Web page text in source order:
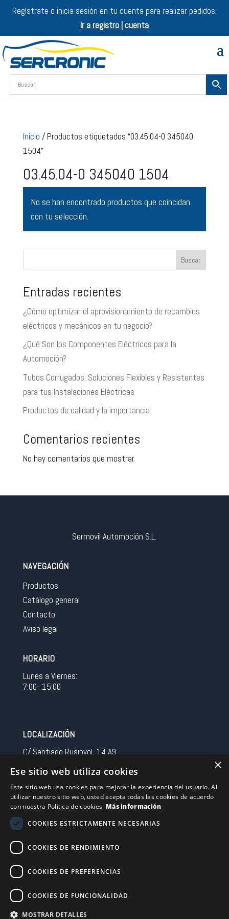
Regístrate o inicia sesión en tu cuenta para realizar pedidos.
Ir a registro | cuenta
Inicio / Productos etiquetados “03.45.04-0 345040
1504”
03.45.04-0 345040 1504
No se han encontrado productos que coincidan
con tu selección.
Buscar
Entradas recientes
¿Cómo optimizar el aprovisionamiento de recambios
eléctricos y mecánicos en tu negocio?
¿Qué Son los Componentes Eléctricos para la
Automoción?
Tubos Corrugados: Soluciones Flexibles y Resistentes
para tus Instalaciones Eléctricas
Productos de calidad y la importancia
Comentarios recientes
No hay comentarios que mostrar.
Sermovil Automoción S.L.
NAVEGACIÓN
Productos
Catálogo general
Contacto
Aviso legal
HORARIO
Lunes a Viernes:
7:00–15:00
LOCALIZACIÓN
C/ Santiago Rusinyol, 14 A9
Spain
CONTACTO
Tel 0034 93 713 37 30
sermovil@sertronic.es
Acceso intranet para representantes
×
Ese sitio web utiliza cookies
Este sitio web usa cookies para mejorar la experiencia del usuario. Al
utilizar nuestro sitio web, usted acepta todas las cookies de acuerdo
con nuestra Política de cookies. Más información
COOKIES ESTRICTAMENTE NECESARIAS
COOKIES DE RENDIMIENTO
COOKIES DE PREFERENCIAS
COOKIES DE FUNCIONALIDAD
MOSTRAR DETALLES